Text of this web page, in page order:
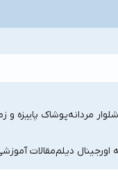
شلوار مردانهپوشاک پاییزه و
اورجینال دیلممقالات